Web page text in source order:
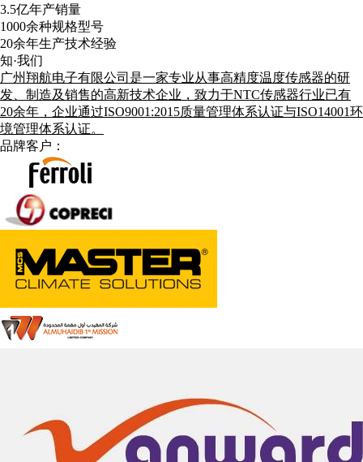
3.5亿年产销量
1000余种规格型号
20余年生产技术经验
知·我们
广州翔航电子有限公司是一家专业从事高精度温度传感器的研
发、制造及销售的高新技术企业，致力于NTC传感器行业已有
20余年，企业通过ISO9001:2015质量管理体系认证与ISO14001环
境管理体系认证。
品牌客户：